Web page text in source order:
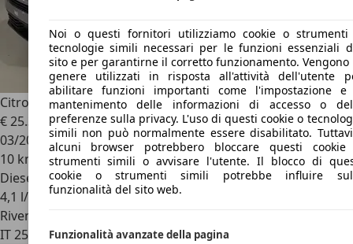
Citroen BerlingoBlueHDi 100 S&S M1 Combi MAX
€ 25.300 1
03/2026
10 km
Diesel
4,1 l/100 km (comb.)
Rivenditore
IT 25017 Lonato Del Garda - Bs
Noi o questi fornitori utilizziamo cookie o
tecnologie simili necessari per le funzioni essenziali
sito e per garantirne il corretto funzionamento. Vengono
genere utilizzati in risposta all'attività dell'utente
abilitare funzioni importanti come l'impostazione
mantenimento delle informazioni di accesso o
preferenze sulla privacy. L'uso di questi cookie o
simili non può normalmente essere disabilitato.
alcuni browser potrebbero bloccare questi cookie
strumenti simili o avvisare l'utente. Il blocco di
cookie o strumenti simili potrebbe influire
funzionalità del sito web.
Funzionalità avanzate della pagina